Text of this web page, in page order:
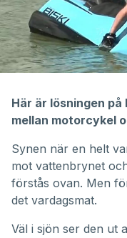
minutes,
seconds
Här är lösningen
mellan motorcykel
Synen när en helt
mot vattenbrynet
förstås ovan. Men
det vardagsmat.
Väl i sjön ser den ut